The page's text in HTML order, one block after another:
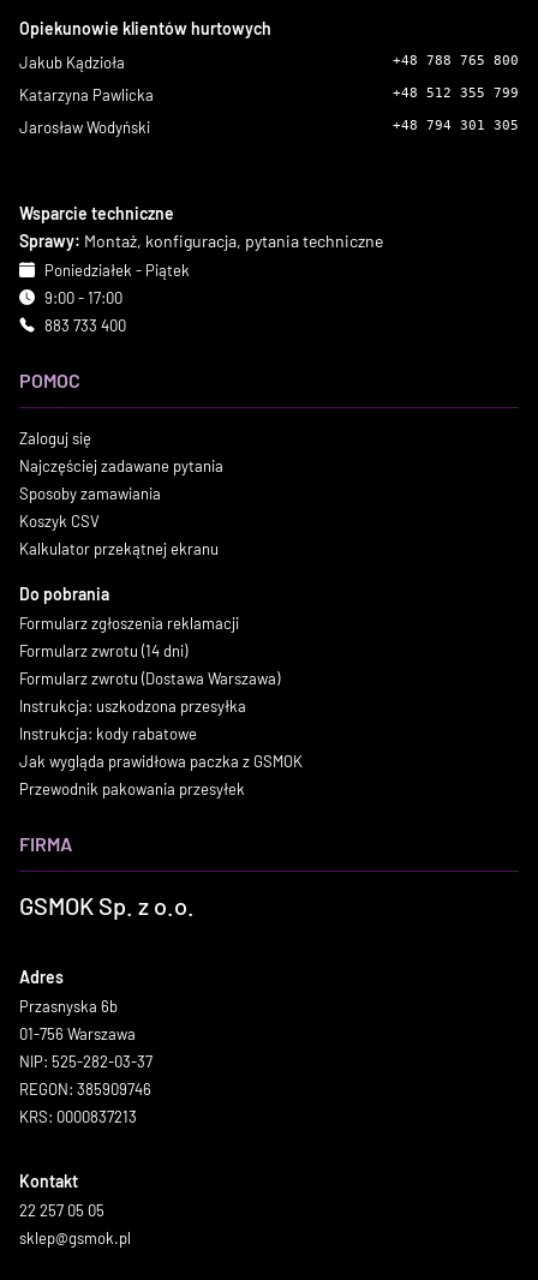
Opiekunowie klientów hurtowych
Jakub Kądzioła +48 788 765 800
Katarzyna Pawlicka +48 512 355 799
Jarosław Wodyński +48 794 301 305
Wsparcie techniczne
Sprawy: Montaż, konfiguracja, pytania techniczne
Poniedziałek - Piątek
9:00 - 17:00
883 733 400
POMOC
Zaloguj się
Najczęściej zadawane pytania
Sposoby zamawiania
Koszyk CSV
Kalkulator przekątnej ekranu
Do pobrania
Formularz zgłoszenia reklamacji
Formularz zwrotu (14 dni)
Formularz zwrotu (Dostawa Warszawa)
Instrukcja: uszkodzona przesyłka
Instrukcja: kody rabatowe
Jak wygląda prawidłowa paczka z GSMOK
Przewodnik pakowania przesyłek
FIRMA
GSMOK Sp. z o.o.
Adres
Przasnyska 6b
01-756 Warszawa
NIP: 525-282-03-37
REGON: 385909746
KRS: 0000837213
Kontakt
22 257 05 05
sklep@gsmok.pl